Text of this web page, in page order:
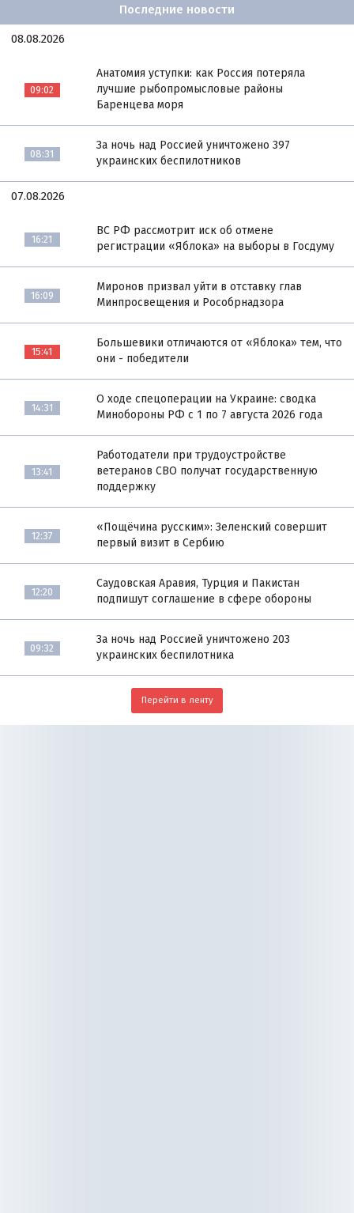
Последние новости
08.08.2026
09:02
Анатомия уступки: как Россия потеряла
лучшие рыбопромысловые районы
Баренцева моря
08:31
За ночь над Россией уничтожено 397
украинских беспилотников
07.08.2026
16:21
ВС РФ рассмотрит иск об отмене
регистрации «Яблока» на выборы в Госдуму
16:09
Миронов призвал уйти в отставку глав
Минпросвещения и Рособрнадзора
15:41
Большевики отличаются от «Яблока» тем, что
они - победители
14:31
О ходе спецоперации на Украине: сводка
Минобороны РФ с 1 по 7 августа 2026 года
13:41
Работодатели при трудоустройстве
ветеранов СВО получат государственную
поддержку
12:37
«Пощёчина русским»: Зеленский совершит
первый визит в Сербию
12:20
Саудовская Аравия, Турция и Пакистан
подпишут соглашение в сфере обороны
09:32
За ночь над Россией уничтожено 203
украинских беспилотника
Перейти в ленту